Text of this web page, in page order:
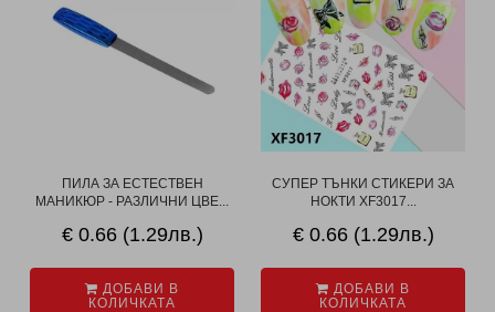
ПИЛА ЗА ЕСТЕСТВЕН
МАНИКЮР - РАЗЛИЧНИ ЦВЕ...
€ 0.66 (1.29лв.)
ДОБАВИ В
КОЛИЧКАТА
СУПЕР ТЪНКИ СТИКЕРИ ЗА
НОКТИ XF3017...
€ 0.66 (1.29лв.)
ДОБАВИ В
КОЛИЧКАТА